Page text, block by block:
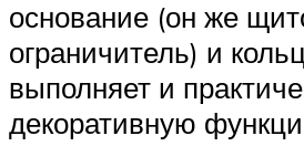
основание (он же
ограничитель) и
выполняет и
декоративную